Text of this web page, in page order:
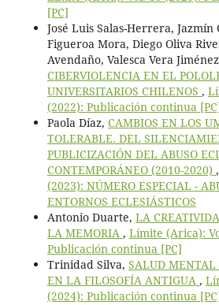
[PC]
José Luis Salas-Herrera,
Figueroa Mora, Diego Oliva
Avendaño, Valesca Vera
CIBERVIOLENCIA EN EL
UNIVERSITARIOS CHILENOS ,
(2022): Publicación continua
Paola Díaz, CAMBIOS EN LOS
TOLERABLE. DEL
PUBLICIZACIÓN DEL ABUSO
CONTEMPORÁNEO (2010-2020) ,
(2023): NÚMERO ESPECIAL -
ENTORNOS ECLESIÁSTICOS
Antonio Duarte, LA
LA MEMORIA , Límite (Arica):
Publicación continua [PC]
Trinidad Silva, SALUD
EN LA FILOSOFÍA ANTIGUA ,
(2024): Publicación continua